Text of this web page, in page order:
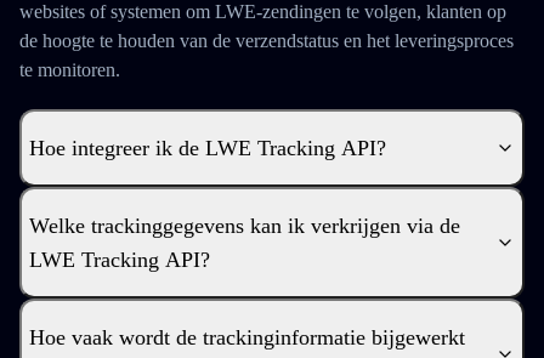
websites of systemen om LWE-zendingen te volgen, klanten op
de hoogte te houden van de verzendstatus en het leveringsproces
te monitoren.
Hoe integreer ik de LWE Tracking API?
Welke trackinggegevens kan ik verkrijgen via de
LWE Tracking API?
Hoe vaak wordt de trackinginformatie bijgewerkt